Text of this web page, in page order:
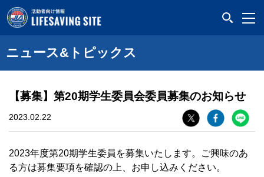
ニュース&トピックス
【募集】第20期学生委員会委員募集のお知らせ
2023.02.22
2023年度第20期学生委員を募集いたします。ご興味のあ
る方は募集要項を確認の上、お申し込みください。